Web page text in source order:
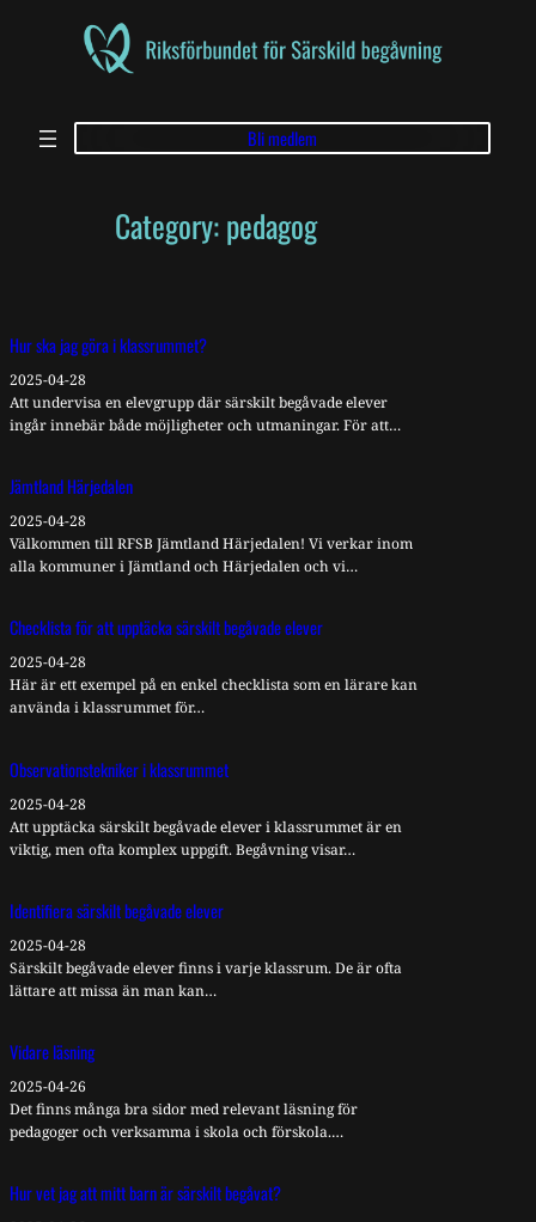
Bli medlem
Category:pedagog
Hur ska jag göra i klassrummet?
2025-04-28
Att undervisa en elevgrupp där särskilt begåvade elever
ingår innebär både möjligheter och utmaningar. För att…
Jämtland Härjedalen
2025-04-28
Välkommen till RFSB Jämtland Härjedalen! Vi verkar inom
alla kommuner i Jämtland och Härjedalen och vi…
Checklista för att upptäcka särskilt begåvade elever
2025-04-28
Här är ett exempel på en enkel checklista som en lärare kan
använda i klassrummet för…
Observationstekniker i klassrummet
2025-04-28
Att upptäcka särskilt begåvade elever i klassrummet är en
viktig, men ofta komplex uppgift. Begåvning visar…
Identifiera särskilt begåvade elever
2025-04-28
Särskilt begåvade elever finns i varje klassrum. De är ofta
lättare att missa än man kan…
Vidare läsning
2025-04-26
Det finns många bra sidor med relevant läsning för
pedagoger och verksamma i skola och förskola.…
Hur vet jag att mitt barn är särskilt begåvat?